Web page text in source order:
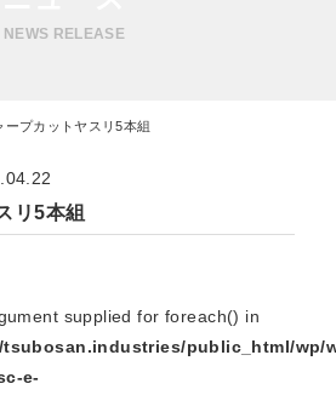
NEWS RELEASE
ープカットヤスリ5本組
リ5本組
supplied for foreach() in
tsubosan.industries/public_html/wp/
e-